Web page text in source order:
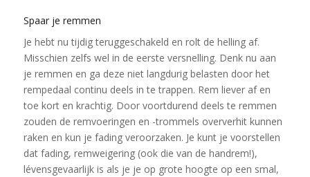
Spaar je remmen
Je hebt nu tijdig teruggeschakeld en rolt de helling af.
Misschien zelfs wel in de eerste versnelling. Denk nu aan
je remmen en ga deze niet langdurig belasten door het
rempedaal continu deels in te trappen. Rem liever af en
toe kort en krachtig. Door voortdurend deels te remmen
zouden de remvoeringen en -trommels oververhit kunnen
raken en kun je fading veroorzaken. Je kunt je voorstellen
dat fading, remweigering (ook die van de handrem!),
lévensgevaarlijk is als je je op grote hoogte op een smal,